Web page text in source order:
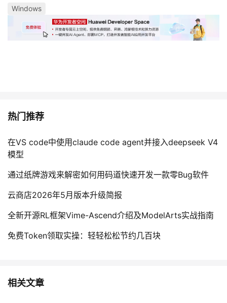
Windows
热门推荐
在VS code中使用claude code agent并接入deepseek V4
模型
通过纸牌游戏来解密如何用码道快速开发一款零Bug软件
云商店2026年5月版本升级简报
全新开源RL框架Vime-Ascend介绍及ModelArts实战指南
免费Token领取实操：轻轻松松节约几百块
相关文章